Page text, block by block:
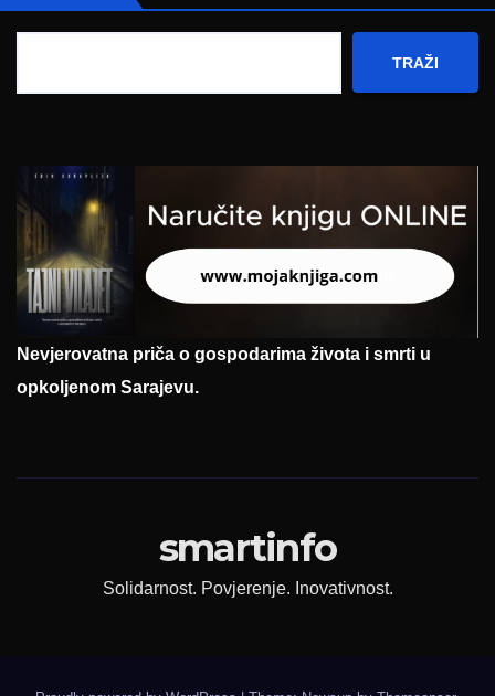
TRAŽI
Nevjerovatna priča o gospodarima života i smrti u
opkoljenom Sarajevu.
smartinfo
Solidarnost. Povjerenje. Inovativnost.